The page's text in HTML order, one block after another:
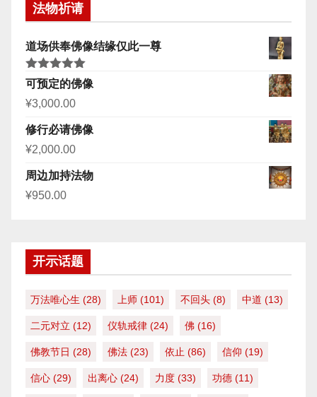
法物祈请
道场供奉佛像结缘仅此一尊
评分5.00
&sol; 5
可预定的佛像
¥3,000.00
修行必请佛像
¥2,000.00
周边加持法物
¥950.00
开示话题
万法唯心生 (28) 上师 (101) 不回头 (8) 中道 (13)
二元对立 (12) 仪轨戒律 (24) 佛 (16)
佛教节日 (28) 佛法 (23) 依止 (86) 信仰 (19)
信心 (29) 出离心 (24) 力度 (33) 功德 (11)